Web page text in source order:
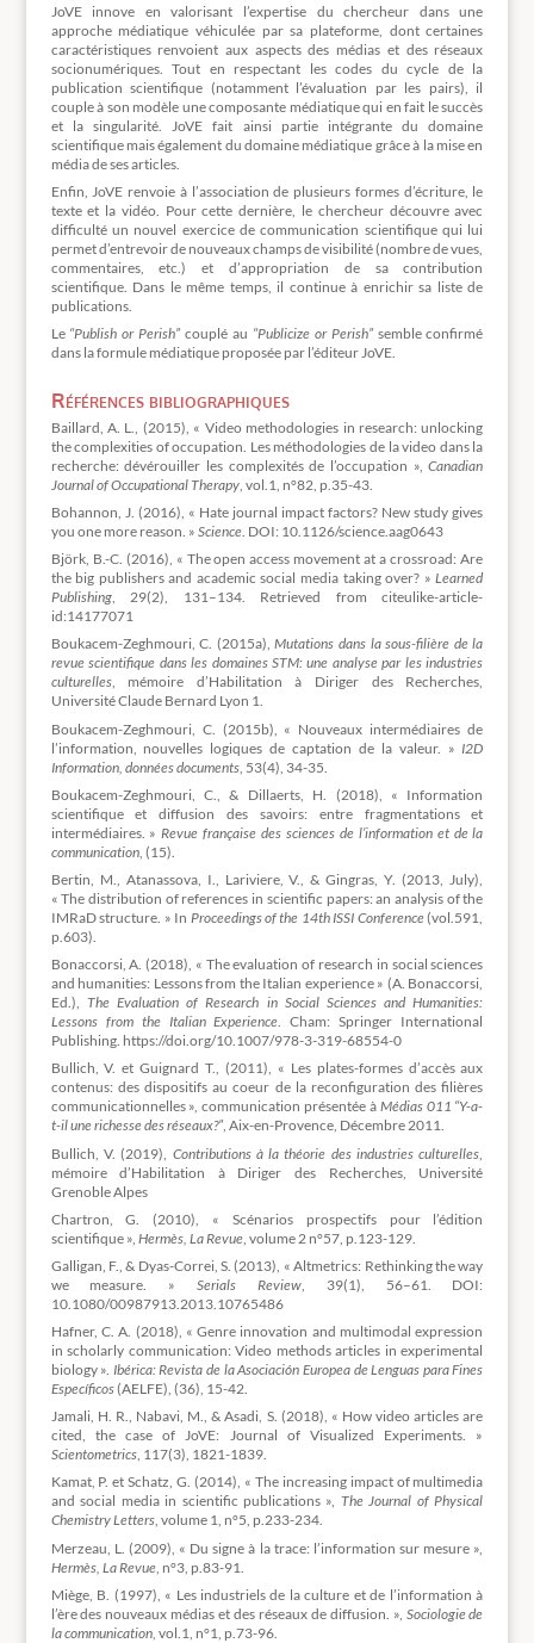
JoVE innove en valorisant l’expertise du chercheur dans une
approche médiatique véhiculée par sa plateforme, dont certaines
caractéristiques renvoient aux aspects des médias et des réseaux
socionumériques. Tout en respectant les codes du cycle de la
publication scientifique (notamment l’évaluation par les pairs), il
couple à son modèle une composante médiatique qui en fait le succès
et la singularité. JoVE fait ainsi partie intégrante du domaine
scientifique mais également du domaine médiatique grâce à la mise en
média de ses articles.
Enfin, JoVE renvoie à l’association de plusieurs formes d’écriture, le
texte et la vidéo. Pour cette dernière, le chercheur découvre avec
difficulté un nouvel exercice de communication scientifique qui lui
permet d’entrevoir de nouveaux champs de visibilité (nombre de vues,
commentaires, etc.) et d’appropriation de sa contribution
scientifique. Dans le même temps, il continue à enrichir sa liste de
publications.
Le “Publish or Perish”couplé au “Publicize or Perish”semble confirmé
dans la formule médiatique proposée par l’éditeur JoVE.
Références bibliographiques
Baillard, A. L., (2015), « Video methodologies in research: unlocking
the complexities of occupation. Les méthodologies de la video dans la
recherche: dévérouiller les complexités de l’occupation »,Canadian
Journal of Occupational Therapy, vol.1, n°82, p.35-43.
Bohannon, J. (2016), « Hate journal impact factors? New study gives
you one more reason. » Science. DOI: 10.1126/science.aag0643
Björk, B.-C. (2016), « The open access movement at a crossroad: Are
the big publishers and academic social media taking over? »Learned
Publishing, 29(2), 131–134. Retrieved from citeulike-article-
id:14177071
Boukacem-Zeghmouri, C. (2015a),Mutations dans la sous-filière de la
revue scientifique dans les domaines STM: une analyse par les industries
culturelles, mémoire d’Habilitation à Diriger des Recherches,
Université Claude Bernard Lyon 1.
Boukacem-Zeghmouri, C. (2015b), « Nouveaux intermédiaires de
l’information, nouvelles logiques de captation de la valeur. » I2D
Information, données documents, 53(4), 34-35.
Boukacem-Zeghmouri, C., & Dillaerts, H. (2018), « Information
scientifique et diffusion des savoirs: entre fragmentations et
intermédiaires. » Revue française des sciences de l’information et de la
communication, (15).
Bertin, M., Atanassova, I., Lariviere, V., & Gingras, Y. (2013, July),
« The distribution of references in scientific papers: an analysis of the
IMRaD structure. » In Proceedings of the 14th ISSI Conference(vol.591,
p.603).
Bonaccorsi, A. (2018), « The evaluation of research in social sciences
and humanities: Lessons from the Italian experience » (A. Bonaccorsi,
Ed.), The Evaluation of Research in Social Sciences and Humanities:
Lessons from the Italian Experience. Cham: Springer International
Publishing. https://doi.org/10.1007/978-3-319-68554-0
Bullich, V. et Guignard T., (2011), « Les plates-formes d’accès aux
contenus: des dispositifs au coeur de la reconfiguration des filières
communicationnelles », communication présentée à Médias 011 “Y-a-
t-il une richesse des réseaux?”, Aix-en-Provence, Décembre 2011.
Bullich, V. (2019), Contributions à la théorie des industries culturelles
mémoire d’Habilitation à Diriger des Recherches, Université
Grenoble Alpes
Chartron, G. (2010), « Scénarios prospectifs pour l’édition
scientifique », Hermès, La Revue, volume 2 n°57, p.123-129.
Galligan, F., & Dyas-Correi, S. (2013), « Altmetrics: Rethinking the way
we measure. »Serials Review, 39(1), 56–61. DOI:
10.1080/00987913.2013.10765486
Hafner, C. A. (2018), « Genre innovation and multimodal expression
in scholarly communication: Video methods articles in experimental
biology ». Ibérica: Revista de la Asociación Europea de Lenguas para Fines
Específicos(AELFE), (36), 15-42.
Jamali, H. R., Nabavi, M., & Asadi, S. (2018), « How video articles are
cited, the case of JoVE: Journal of Visualized Experiments. »
Scientometrics, 117(3), 1821-1839.
Kamat, P. et Schatz, G. (2014), « The increasing impact of multimedia
and social media in scientific publications », The Journal of Physical
Chemistry Letters, volume 1, n°5, p.233-234.
Merzeau, L. (2009), « Du signe à la trace: l’information sur mesure »,
Hermès, La Revue, n°3, p.83-91.
Miège, B. (1997), « Les industriels de la culture et de l’information à
l’ère des nouveaux médias et des réseaux de diffusion. », Sociologie de
la communication, vol.1, n°1, p.73-96.